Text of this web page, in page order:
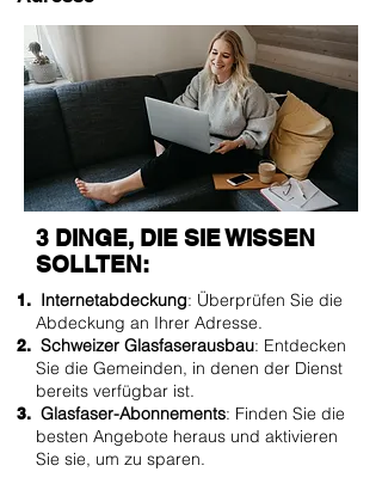
3 DINGE, DIE SIE WISSEN
SOLLTEN:
Internetabdeckung: Überprüfen Sie die
Abdeckung an Ihrer Adresse.
Schweizer Glasfaserausbau: Entdecken
Sie die Gemeinden, in denen der Dienst
bereits verfügbar ist.
Glasfaser-Abonnements: Finden Sie die
besten Angebote heraus und aktivieren
Sie sie, um zu sparen.